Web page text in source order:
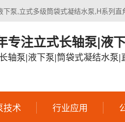
泵,立式多级筒袋式凝结水泵,H系列直
专注立式长轴泵|液
轴泵|液下泵|筒袋式凝结水泵|
技术 行业应用